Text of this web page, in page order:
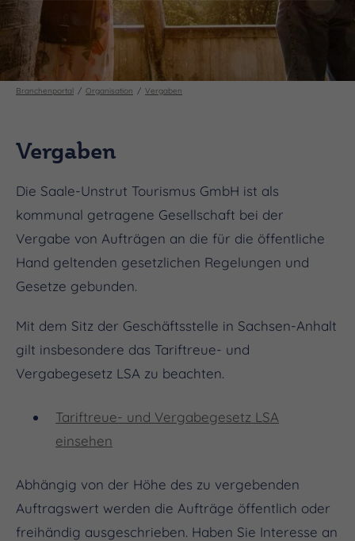
Branchenportal Organisation Vergaben
Vergaben
Die Saale-Unstrut Tourismus GmbH ist als
kommunal getragene Gesellschaft bei der
Vergabe von Aufträgen an die für die öffentliche
Hand geltenden gesetzlichen Regelungen und
Gesetze gebunden.
Mit dem Sitz der Geschäftsstelle in Sachsen-Anhalt
gilt insbesondere das Tariftreue- und
Vergabegesetz LSA zu beachten.
Tariftreue- und Vergabegesetz LSA
einsehen
Abhängig von der Höhe des zu vergebenden
Auftragswert werden die Aufträge öffentlich oder
freihändig ausgeschrieben. Haben Sie Interesse an